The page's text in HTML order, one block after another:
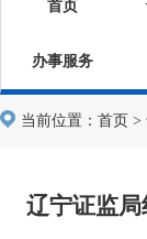
首页
办事服务
当前位置： 首页 >
辽宁证监